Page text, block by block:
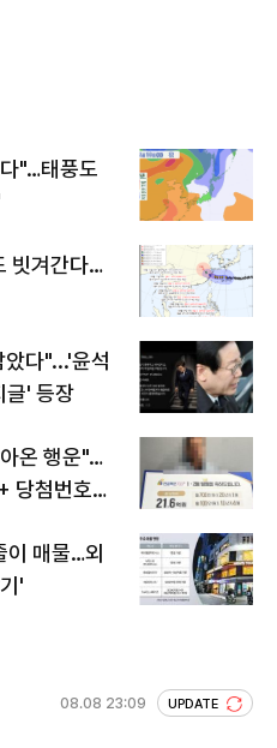
"…태풍도
빗겨간다…
다"...'윤석
글' 등장
온 행운"…
당첨번호조
이 매물…외
'
08.08 23:09 UPDATE